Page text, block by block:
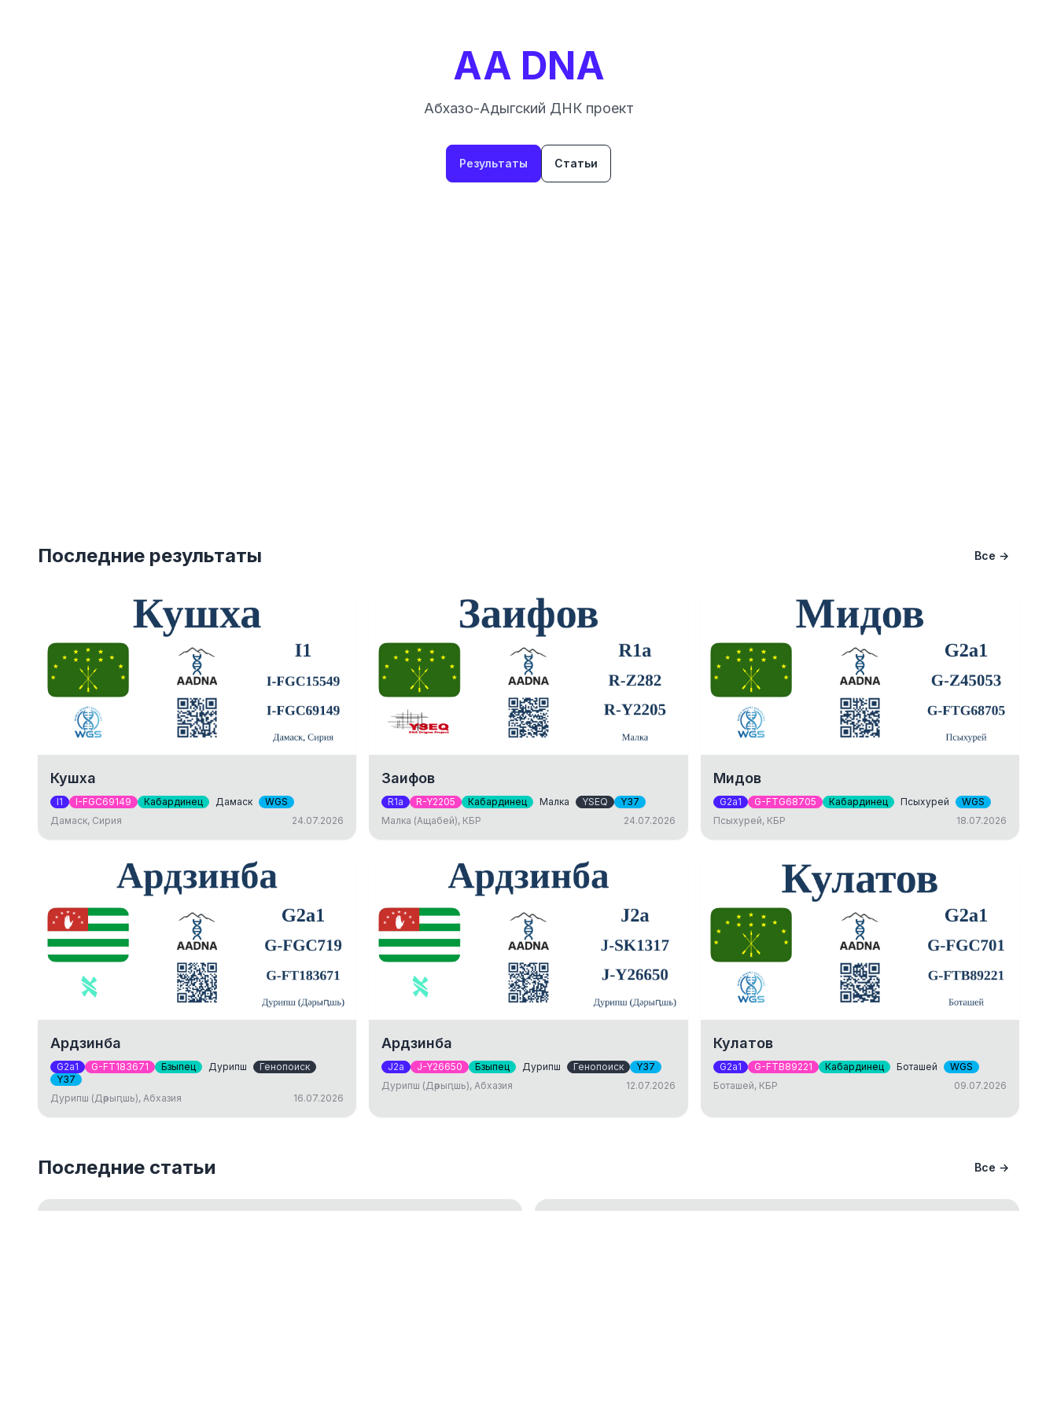
AA DNA
Абхазо-Адыгский ДНК проект
Результаты Статьи
Последние результаты Все →
Кушха
I1 I-FGC69149 Кабардинец Дамаск
WGS
Дамаск, Сирия
24.07.2026
Заифов
R1a R-Y2205 Кабардинец Малка YSEQ
Y37
Малка (Ащабей), КБР
24.07.2026
Мидов
G2a1 G-FTG68705 Кабардинец Псыхурей
WGS
Псыхурей, КБР
18.07.2026
Ардзинба
G2a1 G-FT183671 Бзыпец Дурипш
Генопоиск
Y37
Дурипш (Дәрыԥшь), Абхазия
16.07.2026
Ардзинба
J2a J-Y26650 Бзыпец Дурипш Генопоиск
Y37
Дурипш (Дәрыԥшь), Абхазия
12.07.2026
Кулатов
G2a1 G-FTB89221 Кабардинец Боташей
WGS
Боташей, КБР
09.07.2026
Последние статьи Все →